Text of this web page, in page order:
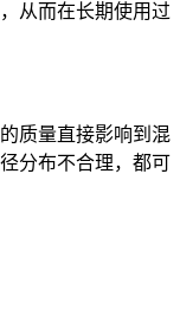
从而在长期使用过
质量直接影响到混
分布不合理，都可